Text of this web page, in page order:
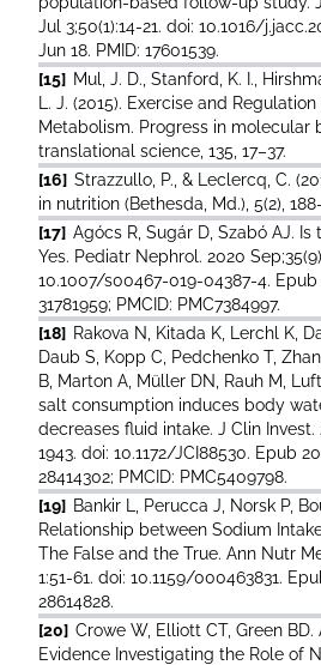
Jul 3;50(1):14-21. doi: 10.1016/
Jun 18. PMID: 17601539.
[15] Mul, J. D., Stanford, K. I.,
L. J. (2015). Exercise and
Metabolism. Progress in molecular
translational science, 135, 17–37.
[16] Strazzullo, P., & Leclercq, C.
in nutrition (Bethesda, Md.), 5(2),
[17] Agócs R, Sugár D, Szabó AJ.
Yes. Pediatr Nephrol. 2020
10.1007/s00467-019-04387-4. Epub
31781959; PMCID: PMC7384997.
[18] Rakova N, Kitada K, Lerchl K,
Daub S, Kopp C, Pedchenko T,
B, Marton A, Müller DN, Rauh M,
salt consumption induces body
decreases fluid intake. J Clin Invest.
1943. doi: 10.1172/JCI88530. Epub
28414302; PMCID: PMC5409798.
[19] Bankir L, Perucca J, Norsk P,
Relationship between Sodium
The False and the True. Ann Nutr
1:51-61. doi: 10.1159/000463831.
28614828.
[20] Crowe W, Elliott CT, Green
Evidence Investigating the Role of